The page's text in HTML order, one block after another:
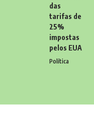
das
tarifas de
25%
impostas
pelos EUA
Política